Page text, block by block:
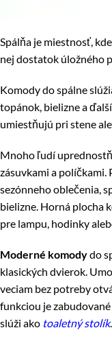
Spálňa je miestnosť,
nej dostatok úložného
Komody do spálne
topánok, bielizne a
umiestňujú pri stene
Mnoho ľudí
zásuvkami a
sezónneho oblečenia,
bielizne. Horná plocha
pre lampu, hodinky
Moderné komodydo
klasických dvierok.
veciam bez potreby
funkciou je
slúži ako toaletný stolík.